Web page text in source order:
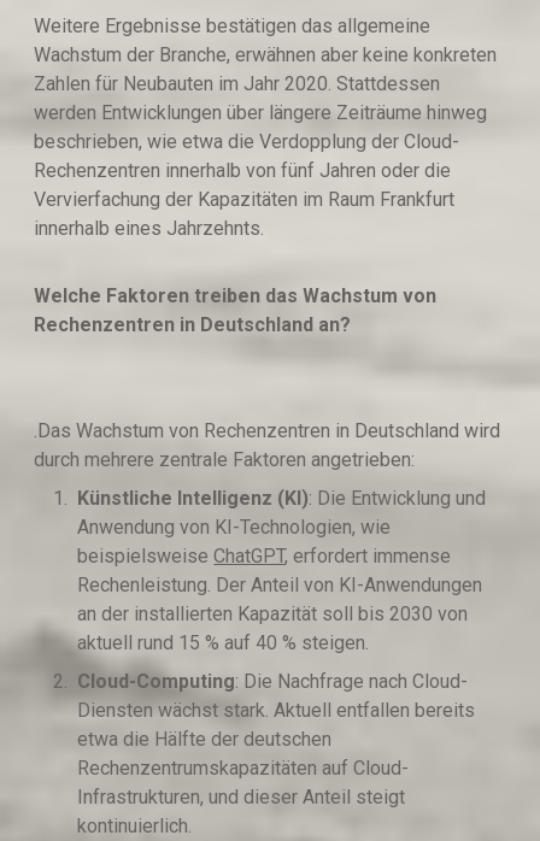
Weitere Ergebnisse bestätigen das allgemeine
Wachstum der Branche, erwähnen aber keine konkreten
Zahlen für Neubauten im Jahr 2020. Stattdessen
werden Entwicklungen über längere Zeiträume hinweg
beschrieben, wie etwa die Verdopplung der Cloud-
Rechenzentren innerhalb von fünf Jahren oder die
Vervierfachung der Kapazitäten im Raum Frankfurt
innerhalb eines Jahrzehnts.
Welche Faktoren treiben das Wachstum von
Rechenzentren in Deutschland an?
.Das Wachstum von Rechenzentren in Deutschland wird
durch mehrere zentrale Faktoren angetrieben:
Künstliche Intelligenz (KI): Die Entwicklung und
Anwendung von KI-Technologien, wie
beispielsweiseChatGPT, erfordert immense
Rechenleistung. Der Anteil von KI-Anwendungen
an der installierten Kapazität soll bis 2030 von
aktuell rund 15 % auf 40 % steigen.
Cloud-Computing: Die Nachfrage nach Cloud-
Diensten wächst stark. Aktuell entfallen bereits
etwa die Hälfte der deutschen
Rechenzentrumskapazitäten auf Cloud-
Infrastrukturen, und dieser Anteil steigt
kontinuierlich.